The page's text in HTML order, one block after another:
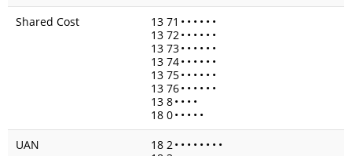
Shared Cost
13 71 • • • • • •
13 72• • • • • •
13 73• • • • • •
13 74• • • • • •
13 75• • • • • •
13 76• • • • • •
13 8• • • •
18 0• • • • •
UAN
18 2• • • • • • • •